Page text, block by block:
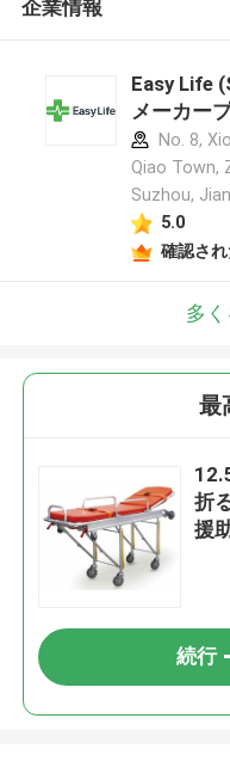
企業情報
Easy Life
メーカー
No. 8,
Qiao Town,
Suzhou,
5.0
確認さ
多
最
折
援
続行